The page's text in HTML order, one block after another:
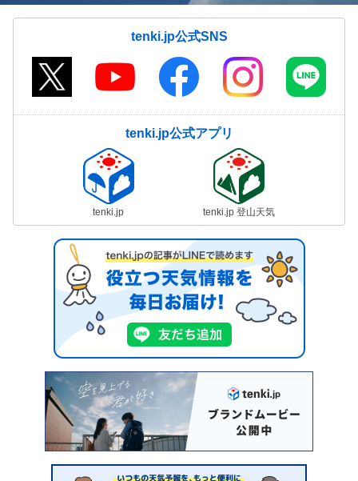
tenki.jp公式SNS
tenki.jp公式アプリ
tenki.jp tenki.jp 登山天気